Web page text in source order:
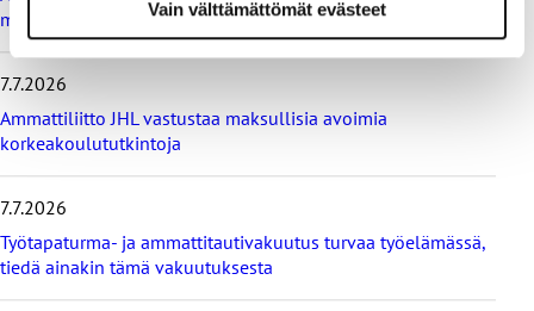
Vain välttämättömät evästeet
i
m
ä
t
u
u
t
i
e
t
muutosta
7.7.2026
Ammattiliitto JHL vastustaa maksullisia avoimia
korkeakoulututkintoja
7.7.2026
Työtapaturma- ja ammattitautivakuutus turvaa työelämässä,
tiedä ainakin tämä vakuutuksesta